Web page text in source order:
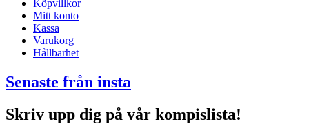
Köpvillkor
Mitt konto
Kassa
Varukorg
Hållbarhet
Senaste från insta
Skriv upp dig på vår kompislista!